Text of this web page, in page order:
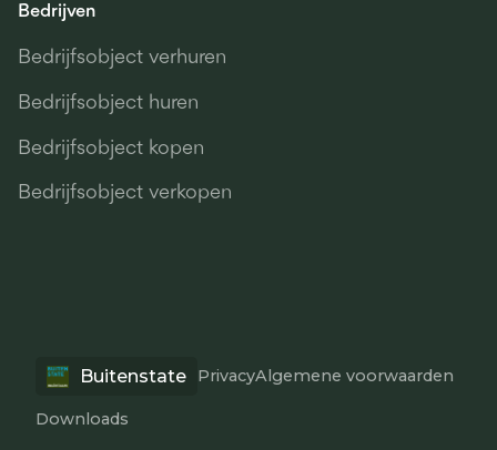
Bedrijven
Bedrijfsobject verhuren
Bedrijfsobject huren
Bedrijfsobject kopen
Bedrijfsobject verkopen
Buitenstate PrivacyAlgemene voorwaarden
Downloads